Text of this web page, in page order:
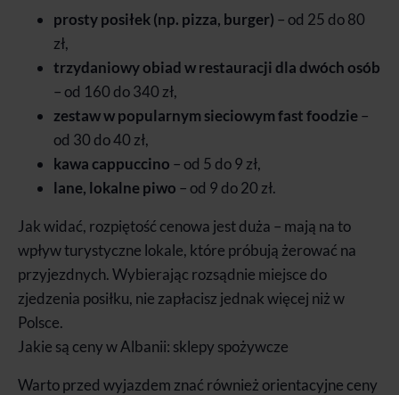
prosty posiłek (np. pizza, burger) – od 25 do 80
zł,
trzydaniowy obiad w restauracji dla dwóch osób
– od 160 do 340 zł,
zestaw w popularnym sieciowym fast foodzie–
od 30 do 40 zł,
kawa cappuccino – od 5 do 9 zł,
lane, lokalne piwo – od 9 do 20 zł.
Jak widać, rozpiętość cenowa jest duża – mają na to
wpływ turystyczne lokale, które próbują żerować na
przyjezdnych. Wybierając rozsądnie miejsce do
zjedzenia posiłku, nie zapłacisz jednak więcej niż w
Polsce.
Jakie są ceny w Albanii: sklepy spożywcze
Warto przed wyjazdem znać również orientacyjne ceny